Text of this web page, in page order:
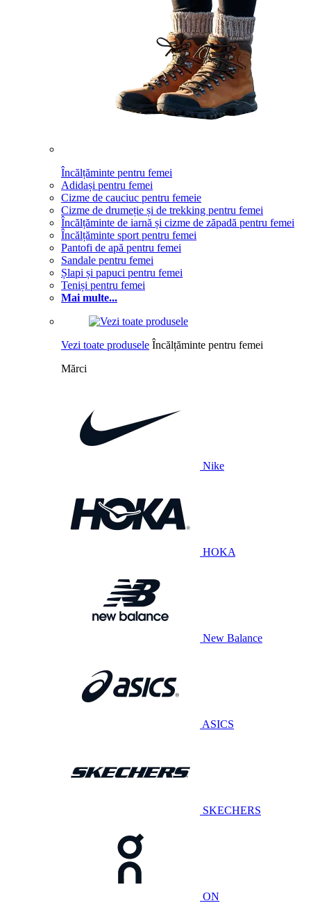
Încălțăminte pentru femei
Adidași pentru femei
Cizme de cauciuc pentru femeie
Cizme de drumeție și de trekking pentru femei
Încălțăminte de iarnă și cizme de zăpadă pentru femei
Încălțăminte sport pentru femei
Pantofi de apă pentru femei
Sandale pentru femei
Șlapi și papuci pentru femei
Teniși pentru femei
Mai multe...
Vezi toate produsele Încălțăminte pentru femei
Mărci
Nike
HOKA
New Balance
ASICS
SKECHERS
ON